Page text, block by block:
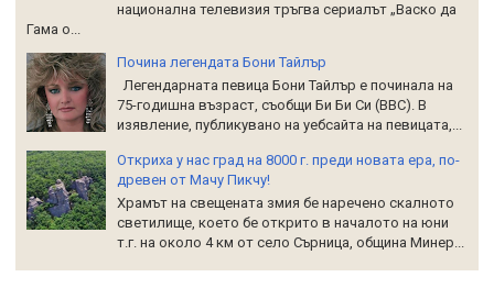
национална телевизия тръгва сериалът „Васко да
Гама о...
Почина легендата Бони Тайлър
Легендарната певица Бони Тайлър е починала на
75-годишна възраст, съобщи Би Би Си (BBC). В
изявление, публикувано на уебсайта на певицата,...
Откриха у нас град на 8000 г. преди новата ера, по-
древен от Мачу Пикчу!
Храмът на свещената змия бе наречено скалното
светилище, което бе открито в началото на юни
т.г. на около 4 км от село Сърница, община Минер...